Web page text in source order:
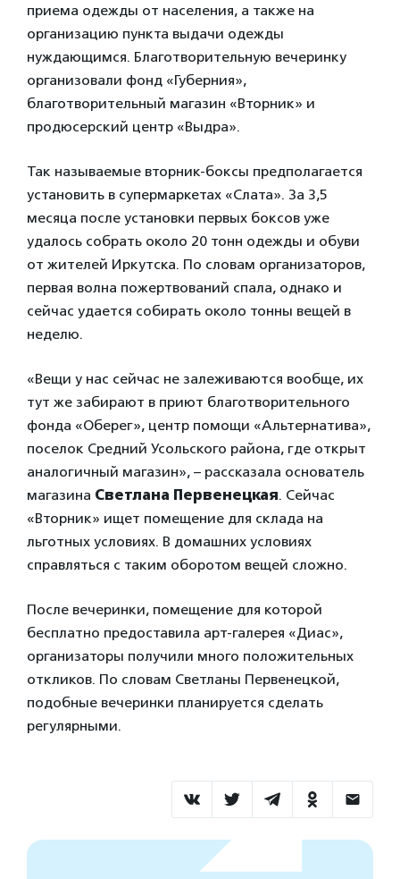
приема одежды от населения, а также на
организацию пункта выдачи одежды
нуждающимся. Благотворительную вечеринку
организовали фонд «Губерния»,
благотворительный магазин «Вторник» и
продюсерский центр «Выдра».
Так называемые вторник-боксы предполагается
установить в супермаркетах «Слата». За 3,5
месяца после установки первых боксов уже
удалось собрать около 20 тонн одежды и обуви
от жителей Иркутска. По словам организаторов,
первая волна пожертвований спала, однако и
сейчас удается собирать около тонны вещей в
неделю.
«Вещи у нас сейчас не залеживаются вообще, их
тут же забирают в приют благотворительного
фонда «Оберег», центр помощи «Альтернатива»,
поселок Средний Усольского района, где открыт
аналогичный магазин», – рассказала основатель
магазина Светлана Первенецкая. Сейчас
«Вторник» ищет помещение для склада на
льготных условиях. В домашних условиях
справляться с таким оборотом вещей сложно.
После вечеринки, помещение для которой
бесплатно предоставила арт-галерея «Диас»,
организаторы получили много положительных
откликов. По словам Светланы Первенецкой,
подобные вечеринки планируется сделать
регулярными.